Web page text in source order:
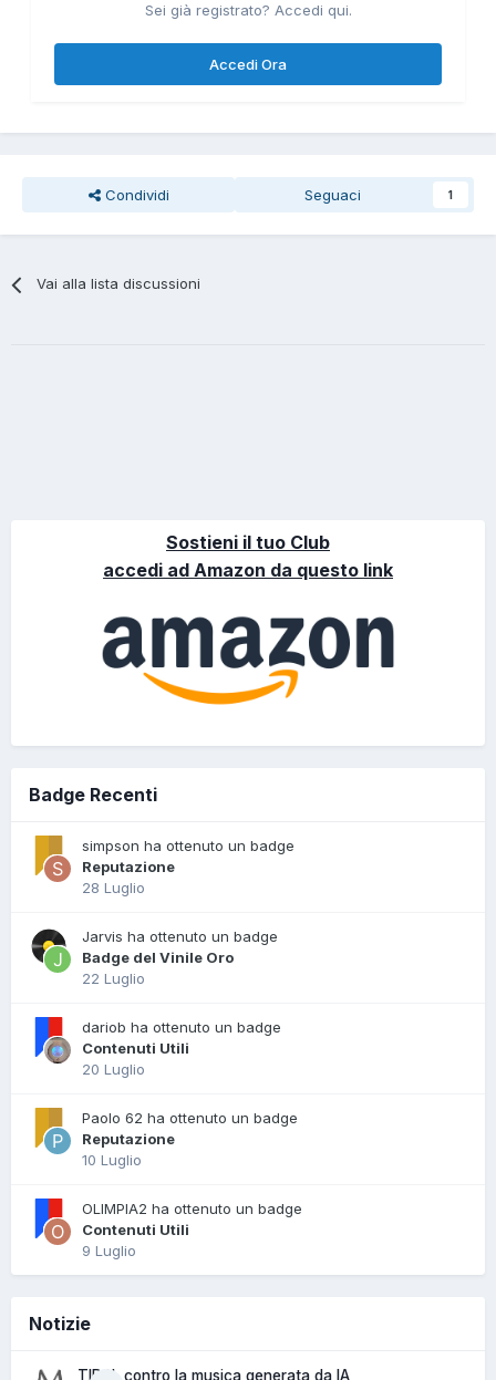
Sei già registrato? Accedi qui.
Accedi Ora
Condividi Seguaci 1
Vai alla lista discussioni
Sostieni il tuo Club
accedi ad Amazon da questo link
Badge Recenti
simpson ha ottenuto un badge
Reputazione
28 Luglio
Jarvis ha ottenuto un badge
Badge del Vinile Oro
22 Luglio
dariob ha ottenuto un badge
Contenuti Utili
20 Luglio
Paolo 62 ha ottenuto un badge
Reputazione
10 Luglio
OLIMPIA2 ha ottenuto un badge
Contenuti Utili
9 Luglio
Notizie
TIDAL contro la musica generata da IA